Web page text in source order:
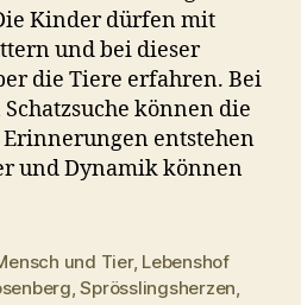
Kinder dürfen mit
und bei dieser
die Tiere erfahren. Bei
können die
entstehen
und Dynamik können
und Tier, Lebenshof
,Sprösslingsherzen,